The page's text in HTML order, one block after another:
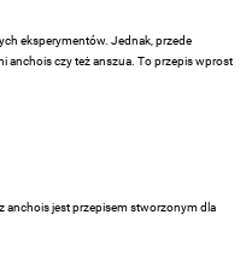
eksperymentów. Jednak, przede
anchois czy też anszua. To przepis wprost
anchois jest przepisem stworzonym dla